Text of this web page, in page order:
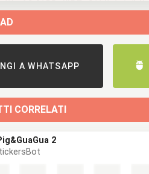
A WHATSAPP
CORRELATI
2